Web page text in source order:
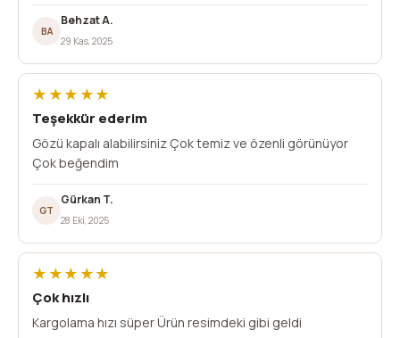
BA
Behzat A.
29 Kas, 2025
★★★★★
Teşekkür ederim
Gözü kapalı alabilirsiniz Çok temiz ve özenli görünüyor
Çok beğendim
GT
Gürkan T.
28 Eki, 2025
★★★★★
Çok hızlı
Kargolama hızı süper Ürün resimdeki gibi geldi